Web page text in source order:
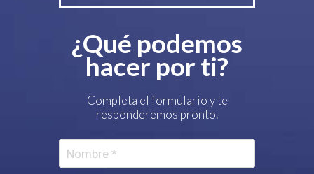
¿Qué podemos
hacer por ti?
Completa el formulario y te
responderemos pronto.